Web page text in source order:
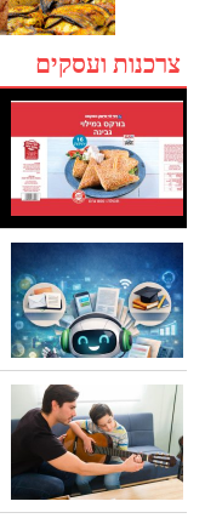
צרכנות ועסקים